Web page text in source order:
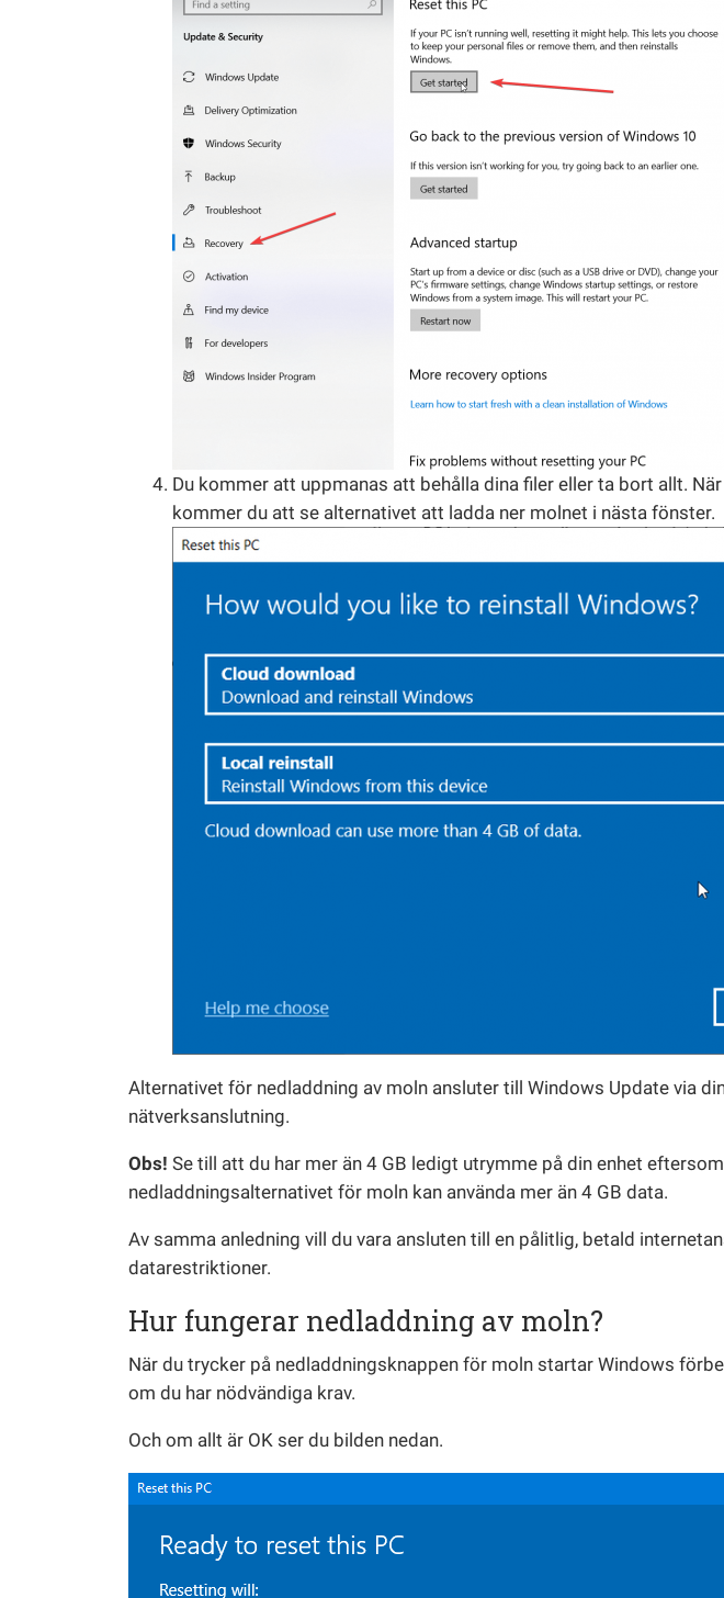
Du kommer att uppmanas att behålla dina filer eller ta bort allt.
kommer du att se alternativet att ladda ner molnet i nästa fönster.
Alternativet för nedladdning av moln ansluter till Windows Update via
nätverksanslutning.
Obs! Se till att du har mer än 4 GB ledigt utrymme på din enhet
nedladdningsalternativet för moln kan använda mer än 4 GB data.
Av samma anledning vill du vara ansluten till en pålitlig, betald
datarestriktioner.
Hur fungerar nedladdning av moln?
När du trycker på nedladdningsknappen för moln startar Windows
om du har nödvändiga krav.
Och om allt är OK ser du bilden nedan.